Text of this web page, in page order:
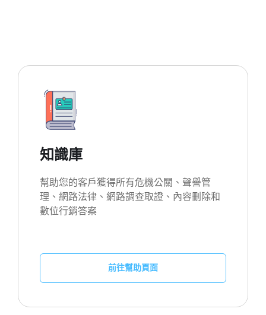
知識庫
幫助您的客戶獲得所有危機公關、聲譽管
理、網路法律、網路調查取證、內容刪除和
數位行銷答案
前往幫助頁面